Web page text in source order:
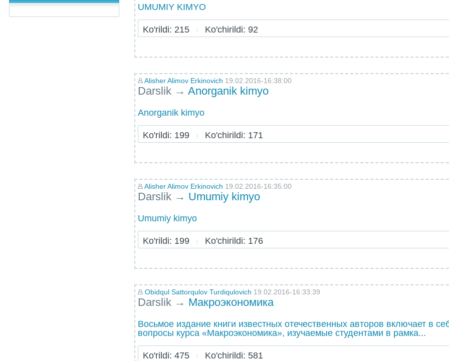
UMUMIY KIMYO
Ko'rildi: 215 Ko'chirildi: 92
Alisher Alimov Erkinovich 19.02.2016-16:38:00
Darslik → Anorganik kimyo
Anorganik kimyo
Ko'rildi: 199 Ko'chirildi: 171
Alisher Alimov Erkinovich 19.02.2016-16:35:00
Darslik → Umumiy kimyo
Umumiy kimyo
Ko'rildi: 199 Ko'chirildi: 176
Obidqul Sattorqulov Turdiqulovich 19.02.2016-16:33:39
Darslik → Макроэкономика
Восьмое издание книги известных отечественных авторов включает в
вопросы курса «Макроэкономика», изучаемые студентами в рамка...
Ko'rildi: 475 Ko'chirildi: 581